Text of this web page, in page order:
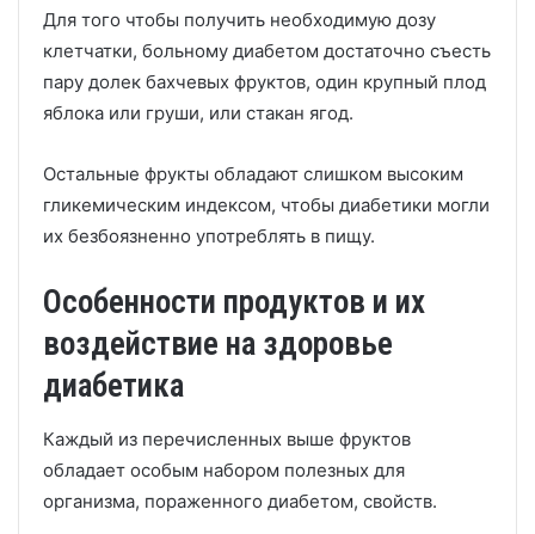
Для того чтобы получить необходимую дозу
клетчатки, больному диабетом достаточно съесть
пару долек бахчевых фруктов, один крупный плод
яблока или груши, или стакан ягод.
Остальные фрукты обладают слишком высоким
гликемическим индексом, чтобы диабетики могли
их безбоязненно употреблять в пищу.
Особенности продуктов и их
воздействие на здоровье
диабетика
Каждый из перечисленных выше фруктов
обладает особым набором полезных для
организма, пораженного диабетом, свойств.